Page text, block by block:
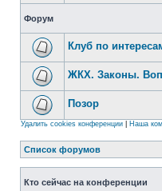
Форум
Клуб по
ЖКХ. Законы.
Позор
Удалить cookies конференции Наша
Список форумов
Кто сейчас на конференции